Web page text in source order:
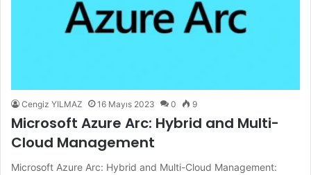
Cengiz YILMAZ 16 Mayıs 2023 0 9
Microsoft Azure Arc: Hybrid and Multi-
Cloud Management
Microsoft Azure Arc: Hybrid and Multi-Cloud Management: